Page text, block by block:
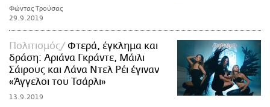
Φώντας Τρούσας
29.9.2019
Πολιτισμός
Φτερά, έγκλημα και
δράση: Αριάνα Γκράντε, Μάιλι
Σάιρους και Λάνα Ντελ Ρέι έγιναν
«Άγγελοι του Τσάρλι»
13.9.2019